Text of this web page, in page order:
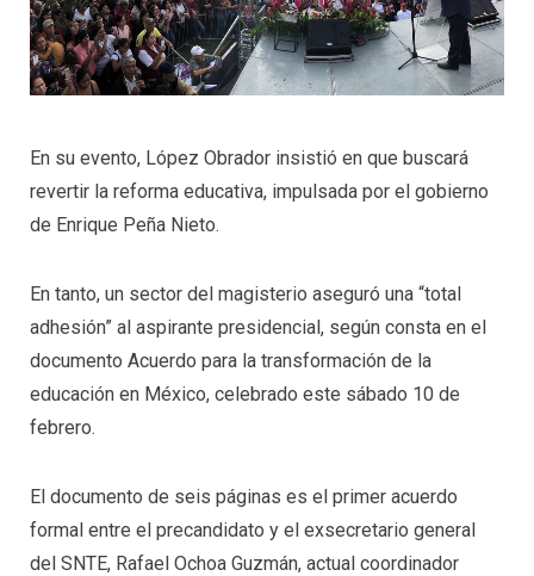
En su evento, López Obrador insistió en que buscará
revertir la reforma educativa, impulsada por el gobierno
de Enrique Peña Nieto.
En tanto, un sector del magisterio aseguró una “total
adhesión” al aspirante presidencial, según consta en el
documento Acuerdo para la transformación de la
educación en México, celebrado este sábado 10 de
febrero.
El documento de seis páginas es el primer acuerdo
formal entre el precandidato y el exsecretario general
del SNTE, Rafael Ochoa Guzmán, actual coordinador